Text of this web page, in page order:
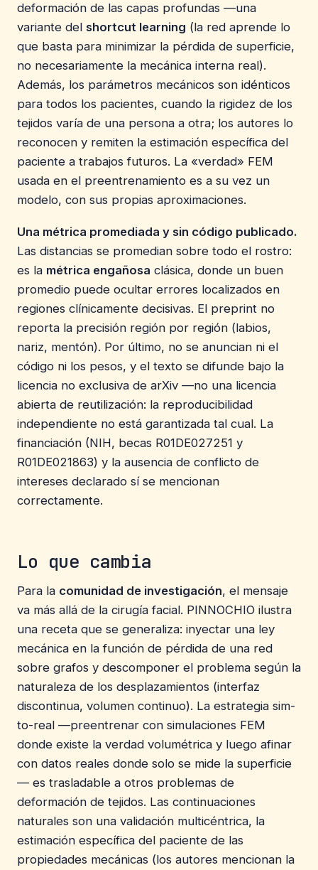
deformación de las capas profundas —una
variante del shortcut learning (la red aprende lo
que basta para minimizar la pérdida de superficie,
no necesariamente la mecánica interna real).
Además, los parámetros mecánicos son idénticos
para todos los pacientes, cuando la rigidez de los
tejidos varía de una persona a otra; los autores lo
reconocen y remiten la estimación específica del
paciente a trabajos futuros. La «verdad» FEM
usada en el preentrenamiento es a su vez un
modelo, con sus propias aproximaciones.
Una métrica promediada y sin código publicado.
Las distancias se promedian sobre todo el rostro:
es la métrica engañosa clásica, donde un buen
promedio puede ocultar errores localizados en
regiones clínicamente decisivas. El preprint no
reporta la precisión región por región (labios,
nariz, mentón). Por último, no se anuncian ni el
código ni los pesos, y el texto se difunde bajo la
licencia no exclusiva de arXiv —no una licencia
abierta de reutilización: la reproducibilidad
independiente no está garantizada tal cual. La
financiación (NIH, becas R01DE027251 y
R01DE021863) y la ausencia de conflicto de
intereses declarado sí se mencionan
correctamente.
Lo que cambia
Para la comunidad de investigación, el mensaje
va más allá de la cirugía facial. PINNOCHIO ilustra
una receta que se generaliza: inyectar una ley
mecánica en la función de pérdida de una red
sobre grafos y descomponer el problema según la
naturaleza de los desplazamientos (interfaz
discontinua, volumen continuo). La estrategia sim-
to-real —preentrenar con simulaciones FEM
donde existe la verdad volumétrica y luego afinar
con datos reales donde solo se mide la superficie
— es trasladable a otros problemas de
deformación de tejidos. Las continuaciones
naturales son una validación multicéntrica, la
estimación específica del paciente de las
propiedades mecánicas (los autores mencionan la